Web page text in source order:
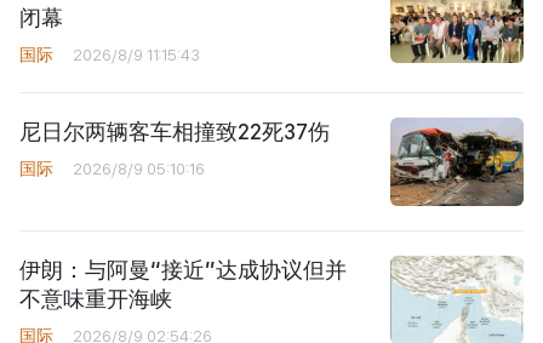
闭幕
国际 2026/8/9 11:15:43
尼日尔两辆客车相撞致22死37伤
国际 2026/8/9 05:10:16
伊朗：与阿曼“接近”达成协议但并
不意味重开海峡
国际 2026/8/9 02:54:26